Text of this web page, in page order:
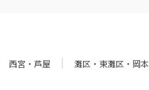
西宮・芦屋 灘区・東灘区・岡本